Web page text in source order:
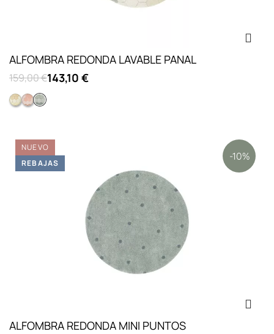
ALFOMBRA REDONDA LAVABLE PANAL
159,00 €143,10 €
Dorado
RosaAzul Salvia
ALFOMBRA REDONDA MINI PUNTOS
NUEVO
-10%
REBAJAS